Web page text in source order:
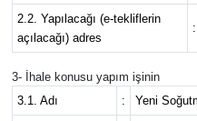
2.2. Yapılacağı (e-tekliflerin
açılacağı) adres
:
3- İhale konusu yapım işinin
3.1. Adı
: Yeni
Yerel Yönetimler